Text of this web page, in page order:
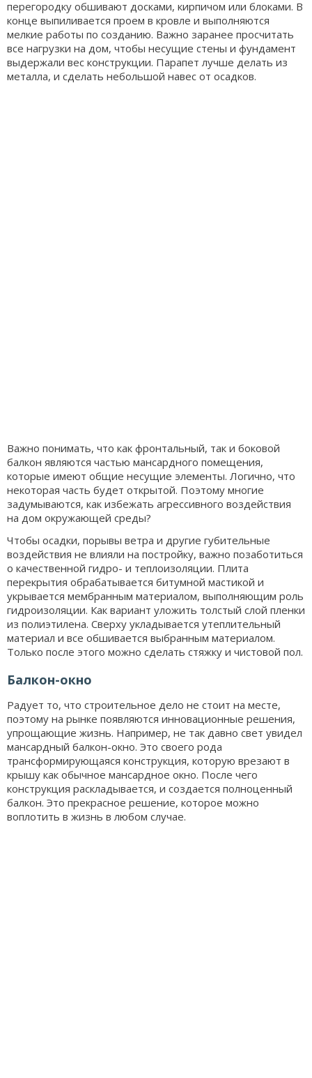
перегородку обшивают досками, кирпичом или блоками. В
конце выпиливается проем в кровле и выполняются
мелкие работы по созданию. Важно заранее просчитать
все нагрузки на дом, чтобы несущие стены и фундамент
выдержали вес конструкции. Парапет лучше делать из
металла, и сделать небольшой навес от осадков.
Важно понимать, что как фронтальный, так и боковой
балкон являются частью мансардного помещения,
которые имеют общие несущие элементы. Логично, что
некоторая часть будет открытой. Поэтому многие
задумываются, как избежать агрессивного воздействия
на дом окружающей среды?
Чтобы осадки, порывы ветра и другие губительные
воздействия не влияли на постройку, важно позаботиться
о качественной гидро- и теплоизоляции. Плита
перекрытия обрабатывается битумной мастикой и
укрывается мембранным материалом, выполняющим роль
гидроизоляции. Как вариант уложить толстый слой пленки
из полиэтилена. Сверху укладывается утеплительный
материал и все обшивается выбранным материалом.
Только после этого можно сделать стяжку и чистовой пол.
Балкон-окно
Радует то, что строительное дело не стоит на месте,
поэтому на рынке появляются инновационные решения,
упрощающие жизнь. Например, не так давно свет увидел
мансардный балкон-окно. Это своего рода
трансформирующаяся конструкция, которую врезают в
крышу как обычное мансардное окно. После чего
конструкция раскладывается, и создается полноценный
балкон. Это прекрасное решение, которое можно
воплотить в жизнь в любом случае.